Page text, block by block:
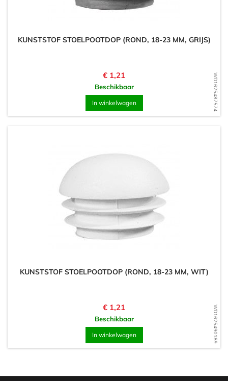
WD1625487574
KUNSTSTOF STOELPOOTDOP (ROND, 18-23 MM, GRIJS)
Prijs
€ 1,21
Beschikbaar
In winkelwagen
WD1625490189
KUNSTSTOF STOELPOOTDOP (ROND, 18-23 MM, WIT)
Prijs
€ 1,21
Beschikbaar
In winkelwagen